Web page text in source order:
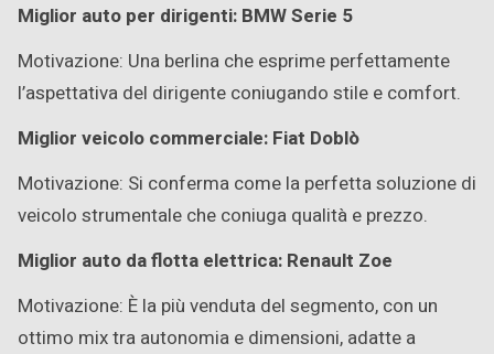
Miglior auto per dirigenti: BMW Serie 5
Motivazione: Una berlina che esprime perfettamente
l’aspettativa del dirigente coniugando stile e comfort.
Miglior veicolo commerciale: Fiat Doblò
Motivazione: Si conferma come la perfetta soluzione di
veicolo strumentale che coniuga qualità e prezzo.
Miglior auto da flotta elettrica: Renault Zoe
Motivazione: È la più venduta del segmento, con un
ottimo mix tra autonomia e dimensioni, adatte a